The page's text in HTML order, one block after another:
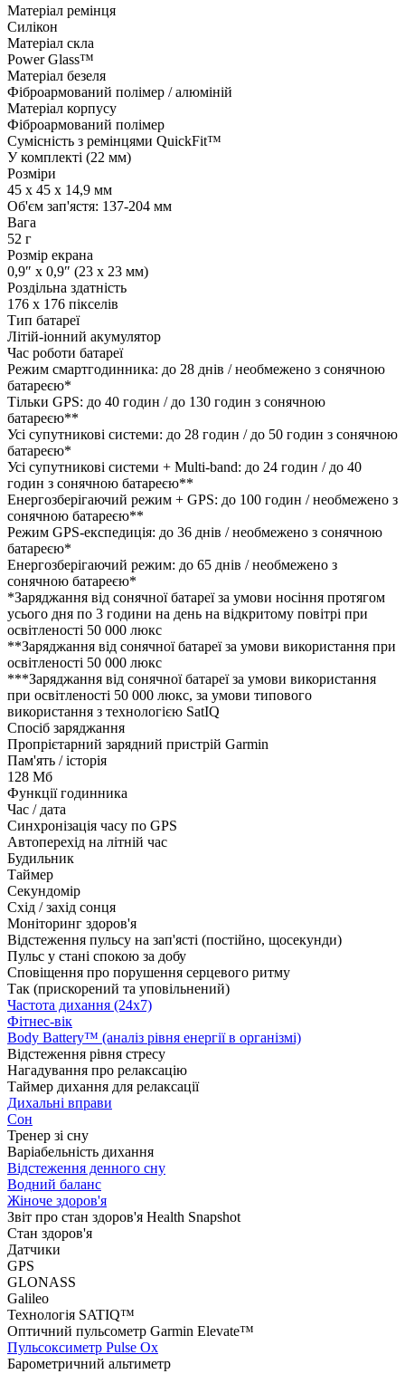
Матеріал ремінця
Силікон
Матеріал скла
Power Glass™
Матеріал безеля
Фіброармований полімер / алюміній
Матеріал корпусу
Фіброармований полімер
Сумісність з ремінцями QuickFit™
У комплекті (22 мм)
Розміри
45 x 45 x 14,9 мм
Об'єм зап'ястя: 137-204 мм
Вага
52 г
Розмір екрана
0,9″ x 0,9″ (23 x 23 мм)
Роздільна здатність
176 x 176 пікселів
Тип батареї
Літій-іонний акумулятор
Час роботи батареї
Режим смартгодинника: до 28 днів / необмежено з сонячною
батареєю*
Тільки GPS: до 40 годин / до 130 годин з сонячною
батареєю**
Усі супутникові системи: до 28 годин / до 50 годин з сонячною
батареєю*
Усі супутникові системи + Multi-band: до 24 годин / до 40
годин з сонячною батареєю**
Енергозберігаючий режим + GPS: до 100 годин / необмежено з
сонячною батареєю**
Режим GPS-експедиція: до 36 днів / необмежено з сонячною
батареєю*
Енергозберігаючий режим: до 65 днів / необмежено з
сонячною батареєю*
*Заряджання від сонячної батареї за умови носіння протягом
усього дня по 3 години на день на відкритому повітрі при
освітленості 50 000 люкс
**Заряджання від сонячної батареї за умови використання при
освітленості 50 000 люкс
***Заряджання від сонячної батареї за умови використання
при освітленості 50 000 люкс, за умови типового
використання з технологією SatIQ
Спосіб заряджання
Пропрієтарний зарядний пристрій Garmin
Пам'ять / історія
128 Мб
Функції годинника
Час / дата
Синхронізація часу по GPS
Автоперехід на літній час
Будильник
Таймер
Секундомір
Схід / захід сонця
Моніторинг здоров'я
Відстеження пульсу на зап'ясті (постійно, щосекунди)
Пульс у стані спокою за добу
Сповіщення про порушення серцевого ритму
Так (прискорений та уповільнений)
Частота дихання (24x7)
Фітнес-вік
Body Battery™ (аналіз рівня енергії в організмі)
Відстеження рівня стресу
Нагадування про релаксацію
Таймер дихання для релаксації
Дихальні вправи
Сон
Тренер зі сну
Варіабельність дихання
Відстеження денного сну
Водний баланс
Жіноче здоров'я
Звіт про стан здоров'я Health Snapshot
Стан здоров'я
Датчики
GPS
GLONASS
Galileo
Технологія SATIQ™
Оптичний пульсометр Garmin Elevate™
Пульсоксиметр Pulse Ox
Барометричний альтиметр